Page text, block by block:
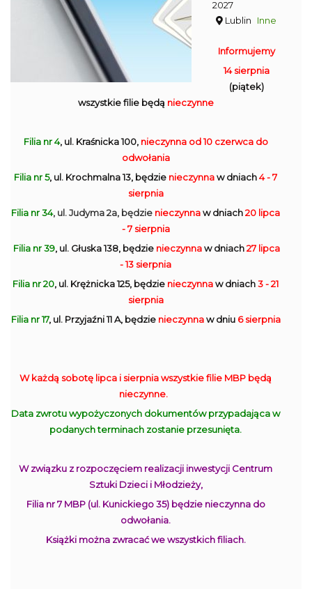
2027
Lublin
Inne
Informujemy
14 sierpnia
(piątek)
wszystkie filie będą nieczynne
Filia nr 4, ul. Kraśnicka 100, nieczynna od 10 czerwca do
odwołania
Filia nr 5, ul. Krochmalna 13, będzie nieczynnaw dniach4 - 7
sierpnia
Filia nr 34, ul. Judyma 2a, będzie nieczynnaw dniach20 lipca
- 7 sierpnia
Filia nr 39, ul. Głuska 138, będzie nieczynnaw dniach27 lipca
- 13 sierpnia
Filia nr 20, ul. Krężnicka 125, będzie nieczynnaw dniach3 - 21
sierpnia
Filia nr 17, ul. Przyjaźni 11 A, będzie nieczynnaw dniu 6 sierpnia
W każdą sobotę lipca i sierpnia wszystkie filie MBP będą
nieczynne.
Data zwrotu wypożyczonych dokumentów przypadająca w
podanych terminach zostanie przesunięta.
W związku z rozpoczęciem realizacji inwestycji Centrum
Sztuki Dzieci i Młodzieży,
Filia nr 7 MBP (ul. Kunickiego 35) będzie nieczynna do
odwołania.
Książki można zwracać we wszystkich filiach.